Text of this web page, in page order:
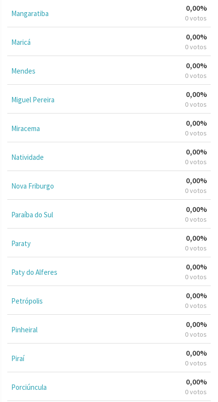
Mangaratiba
0,00%
0 votos
Maricá
0,00%
0 votos
Mendes
0,00%
0 votos
Miguel Pereira
0,00%
0 votos
Miracema
0,00%
0 votos
Natividade
0,00%
0 votos
Nova Friburgo
0,00%
0 votos
Paraíba do Sul
0,00%
0 votos
Paraty
0,00%
0 votos
Paty do Alferes
0,00%
0 votos
Petrópolis
0,00%
0 votos
Pinheiral
0,00%
0 votos
Piraí
0,00%
0 votos
Porciúncula
0,00%
0 votos